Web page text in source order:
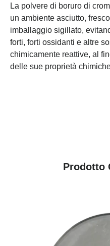
La polvere di boruro di
un ambiente asciutto,
imballaggio sigillato,
forti, forti ossidanti e altre
chimicamente reattive, al
delle sue proprietà
Prodotto